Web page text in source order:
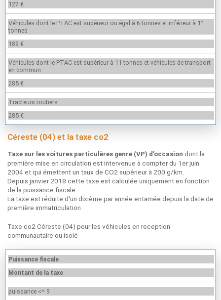
127 €
Véhicules dont le PTAC est supérieur ou égal à 6 tonnes et inférieur à 11
tonnes
189 €
Véhicules dont le PTAC est supérieur à 11 tonnes et véhicules de transport
en commun
285 €
Tracteurs routiers
285 €
Céreste (04) et la taxe co2
Taxe sur les voitures particulères genre (VP) d’occasion dont la
première mise en circulation est intervenue à compter du 1er juin
2004 et qui émettent un taux de CO2 supérieur à 200 g/km.
Depuis janvier 2018 cette taxe est calculée uniquement en fonction
de la puissance fiscale.
La taxe est réduite d'un dixième par année entamée depuis la date de
première immatriculation
Taxe co2 Céreste (04) pour les véhicules en reception
communautaire ou isolé
Puissance fiscale
Montant de la taxe
puissance <= 9